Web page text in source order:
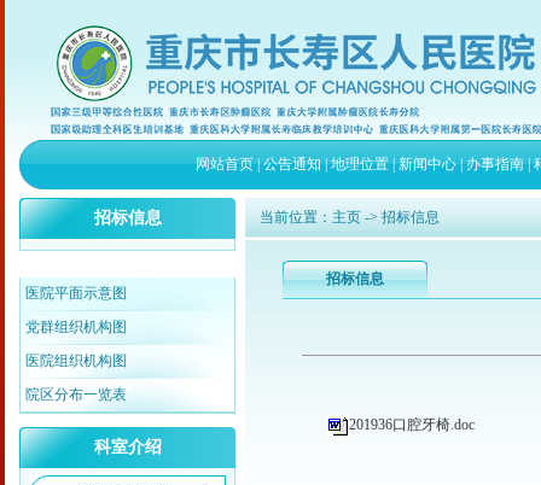
网站首页|公告通知|地理位置|新闻中心|办事指南|
招标信息
医院平面示意图
党群组织机构图
医院组织机构图
院区分布一览表
科室介绍
当前位置： 主页 -> 招标信息
招标信息
201936口腔牙椅.doc